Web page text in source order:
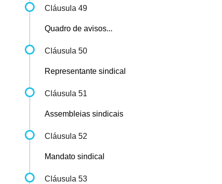
Cláusula 49
Quadro de avisos...
Cláusula 50
Representante sindical
Cláusula 51
Assembleias sindicais
Cláusula 52
Mandato sindical
Cláusula 53